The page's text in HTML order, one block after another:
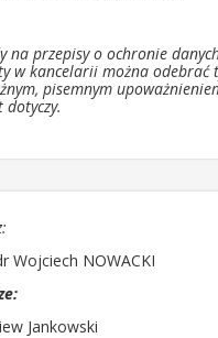
na przepisy o ochronie
w kancelarii można odebrać
pisemnym
Wojciech NOWACKI
Jankowski